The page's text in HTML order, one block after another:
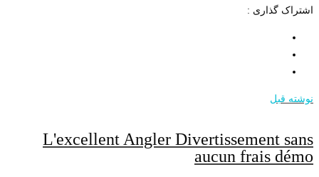
اشتراک گذاری :
نوشته قبل
L'excellent Angler Divertissement sans
aucun frais démo